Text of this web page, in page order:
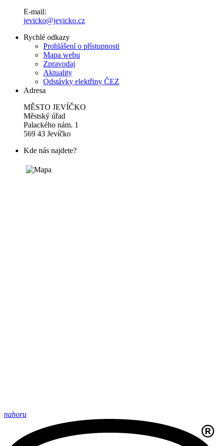
E-mail:
jevicko@jevicko.cz
Rychlé odkazy
Prohlášení o přístupnosti
Mapa webu
Zpravodaj
Aktuality
Odstávky elektřiny ČEZ
Adresa
MĚSTO JEVÍČKO
Městský úřad
Palackého nám. 1
569 43 Jevíčko
Kde nás najdete?
nahoru